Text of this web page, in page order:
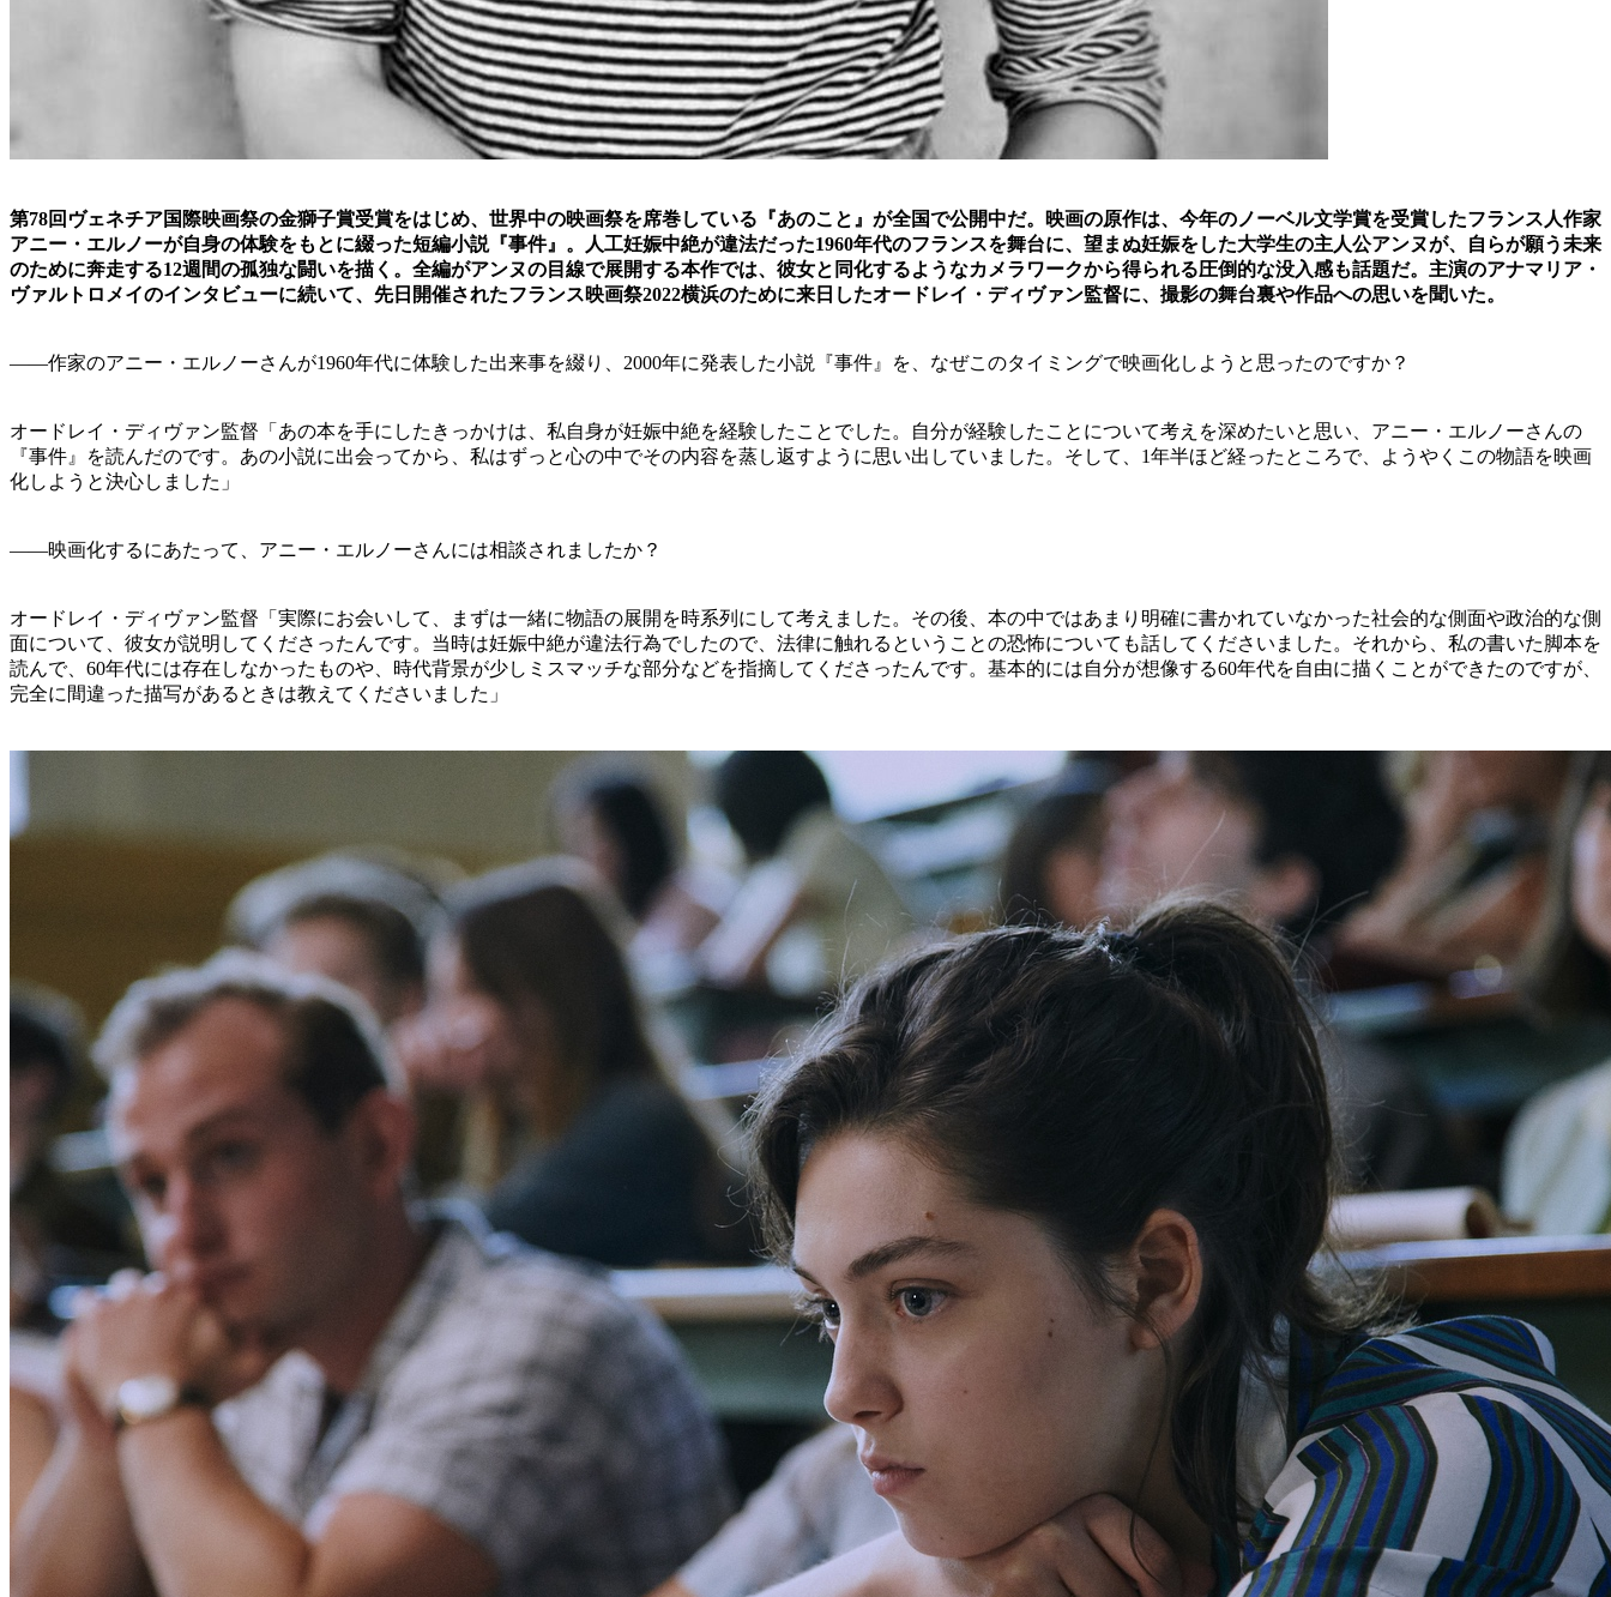
第78回ヴェネチア国際映画祭の金獅子賞受賞をはじめ、世界中の映画祭を席巻している『あのこと』が全国で公開中だ。映画の原作は、今年のノーベル文学賞を受賞したフランス人作家
アニー・エルノーが自身の体験をもとに綴った短編小説『事件』。人工妊娠中絶が違法だった1960年代のフランスを舞台に、望まぬ妊娠をした大学生の主人公アンヌが、自らが願う未来
のために奔走する12週間の孤独な闘いを描く。全編がアンヌの目線で展開する本作では、彼女と同化するようなカメラワークから得られる圧倒的な没入感も話題だ。主演のアナマリア・
ヴァルトロメイのインタビューに続いて、先日開催されたフランス映画祭2022横浜のために来日したオードレイ・ディヴァン監督に、撮影の舞台裏や作品への思いを聞いた。
――作家のアニー・エルノーさんが1960年代に体験した出来事を綴り、2000年に発表した小説『事件』を、なぜこのタイミングで映画化しようと思ったのですか？
オードレイ・ディヴァン監督「あの本を手にしたきっかけは、私自身が妊娠中絶を経験したことでした。自分が経験したことについて考えを深めたいと思い、アニー・エルノーさんの
『事件』を読んだのです。あの小説に出会ってから、私はずっと心の中でその内容を蒸し返すように思い出していました。そして、1年半ほど経ったところで、ようやくこの物語を映画
化しようと決心しました」
――映画化するにあたって、アニー・エルノーさんには相談されましたか？
オードレイ・ディヴァン監督「実際にお会いして、まずは一緒に物語の展開を時系列にして考えました。その後、本の中ではあまり明確に書かれていなかった社会的な側面や政治的な側
面について、彼女が説明してくださったんです。当時は妊娠中絶が違法行為でしたので、法律に触れるということの恐怖についても話してくださいました。それから、私の書いた脚本を
読んで、60年代には存在しなかったものや、時代背景が少しミスマッチな部分などを指摘してくださったんです。基本的には自分が想像する60年代を自由に描くことができたのですが、
完全に間違った描写があるときは教えてくださいました」